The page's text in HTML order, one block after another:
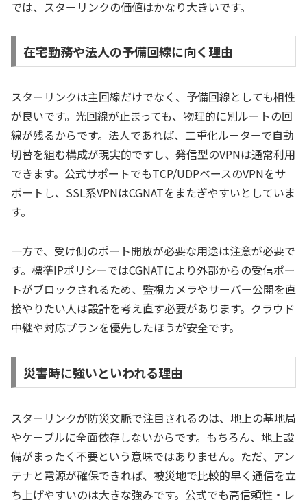
では、スターリンクの価値はかなり大きいです。
在宅勤務や法人の予備回線に向く理由
スターリンクは主回線だけでなく、予備回線としても相性
が良いです。光回線が止まっても、物理的に別ルートの回
線が残るからです。法人であれば、二重化ルーターで自動
切替を組む構成が現実的ですし、発信型のVPNは通常利用
できます。公式サポートでもTCP/UDPベースのVPNをサ
ポートし、SSL系VPNはCGNATをまたぎやすいとしていま
す。
一方で、受け側のポート開放が必要な用途は注意が必要で
す。標準IPポリシーではCGNATにより外部からの受信ポー
トがブロックされるため、監視カメラやサーバー公開を直
接やりたい人は設計を考え直す必要があります。クラウド
中継や対応プランを優先したほうが安全です。
災害時に強いといわれる理由
スターリンクが防災文脈で注目されるのは、地上の基地局
やケーブルに全面依存しないからです。もちろん、地上設
備がまったく不要という意味ではありません。ただ、アン
テナと電源が確保できれば、被災地で比較的早く通信を立
ち上げやすいのは大きな強みです。公式でも高信頼性・レ